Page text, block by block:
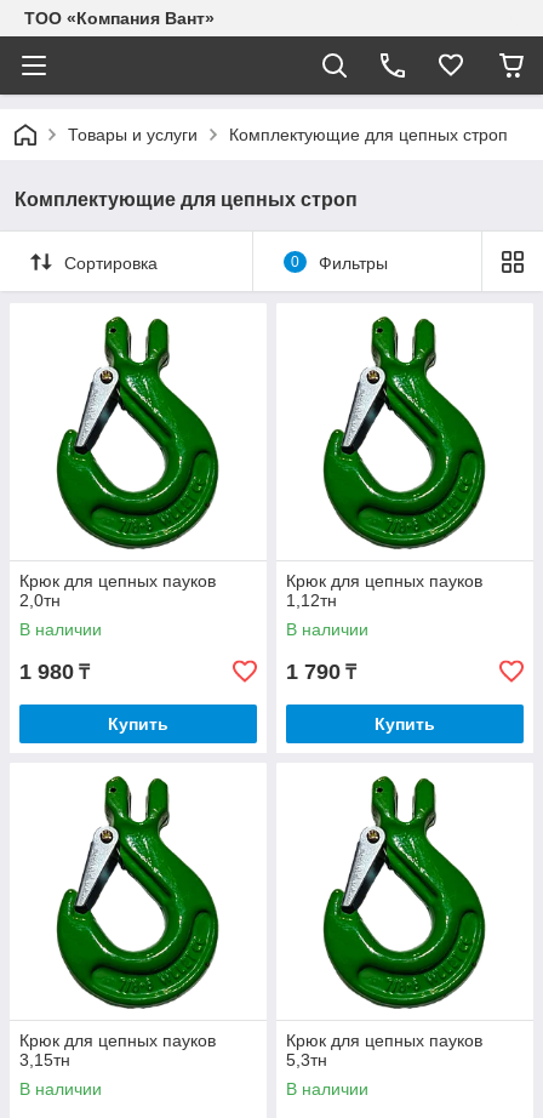
ТОО «Компания Вант»
Товары и услуги Комплектующие для цепных строп
Комплектующие для цепных строп
Сортировка 0 Фильтры
Крюк для цепных пауков
2,0тн
В наличии
1 980 ₸
Купить
Крюк для цепных пауков
1,12тн
В наличии
1 790 ₸
Купить
Крюк для цепных пауков
3,15тн
В наличии
Крюк для цепных пауков
5,3тн
В наличии